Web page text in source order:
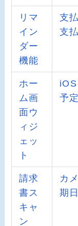
リマ
イン
ダー
機能
支
支
ホー
ム画
面ウ
ィジ
ェッ
ト
予
請求
書ス
キャ
ン
カ
期